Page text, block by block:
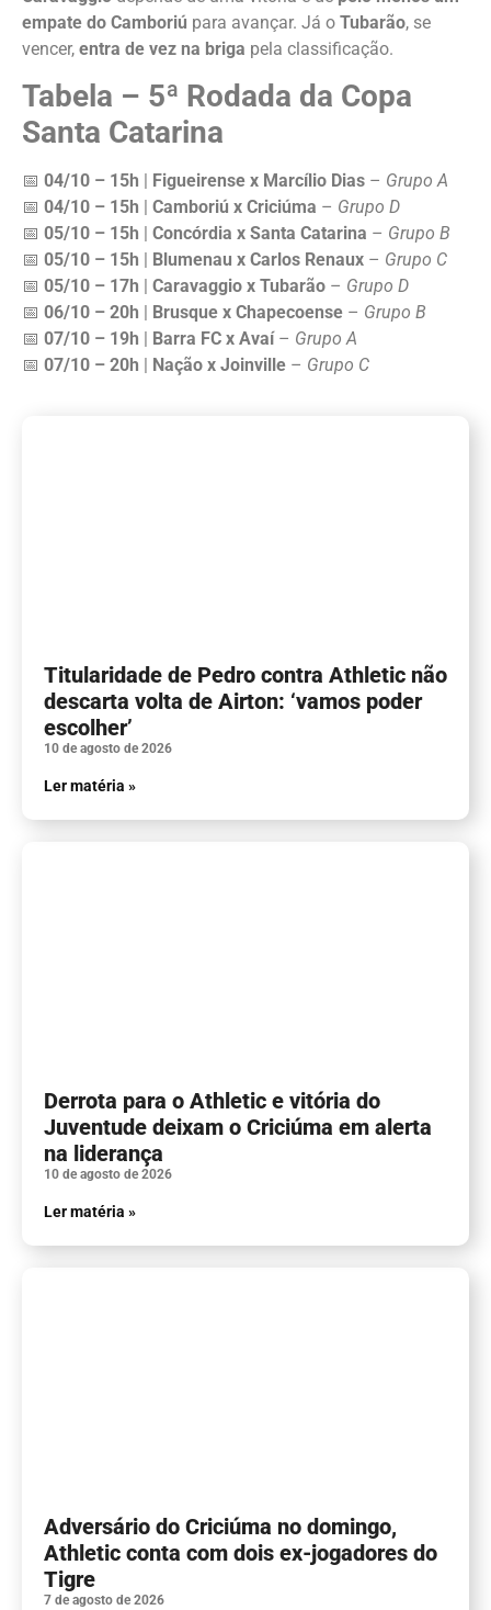
empate do Camboriú para avançar. Já o Tubarão, se
vencer, entra de vez na briga pela classificação.
Tabela – 5ª Rodada da Copa
Santa Catarina
📅 04/10 – 15h | Figueirense x Marcílio Dias – Grupo A
📅 04/10 – 15h | Camboriú x Criciúma – Grupo D
📅 05/10 – 15h | Concórdia x Santa Catarina – Grupo B
📅 05/10 – 15h | Blumenau x Carlos Renaux – Grupo C
📅 05/10 – 17h | Caravaggio x Tubarão – Grupo D
📅 06/10 – 20h | Brusque x Chapecoense – Grupo B
📅 07/10 – 19h | Barra FC x Avaí– Grupo A
📅 07/10 – 20h | Nação x Joinville – Grupo C
Titularidade de Pedro contra Athletic não
descarta volta de Airton: ‘vamos poder
escolher’
10 de agosto de 2026
Ler matéria »
Derrota para o Athletic e vitória do
Juventude deixam o Criciúma em alerta
na liderança
10 de agosto de 2026
Ler matéria »
Adversário do Criciúma no domingo,
Athletic conta com dois ex-jogadores do
Tigre
7 de agosto de 2026